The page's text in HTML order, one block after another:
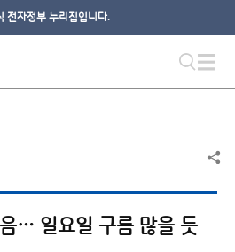
전자정부 누리집입니다.
… 일요일 구름 많을 듯